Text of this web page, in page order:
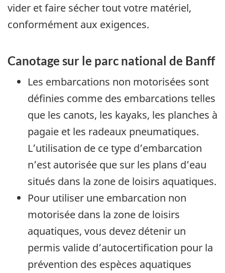
vider et faire sécher tout votre matériel,
conformément aux exigences.
Canotage sur le parc national de Banff
Les embarcations non motorisées sont
définies comme des embarcations telles
que les canots, les kayaks, les planches à
pagaie et les radeaux pneumatiques.
L’utilisation de ce type d’embarcation
n’est autorisée que sur les plans d’eau
situés dans la zone de loisirs aquatiques.
Pour utiliser une embarcation non
motorisée dans la zone de loisirs
aquatiques, vous devez détenir un
permis valide d’autocertification pour la
prévention des espèces aquatiques